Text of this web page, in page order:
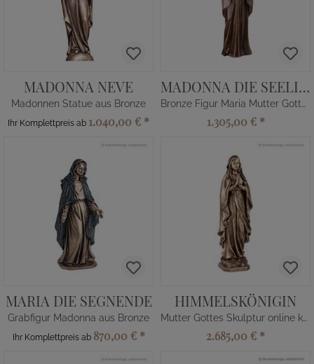
MADONNA NEVE
Madonnen Statue aus Bronze
Ihr Komplettpreis ab 1.040,00 € *
MADONNA DIE SEELIGE
Bronze Figur Maria Mutter Gottes
1.305,00 € *
MARIA DIE SEGNENDE
Grabfigur Madonna aus Bronze
Ihr Komplettpreis ab 870,00 € *
HIMMELSKÖNIGIN
Mutter Gottes Skulptur online kaufen
2.685,00 € *